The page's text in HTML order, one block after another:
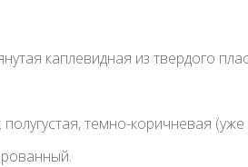
каплевидная из твердого
темно-коричневая